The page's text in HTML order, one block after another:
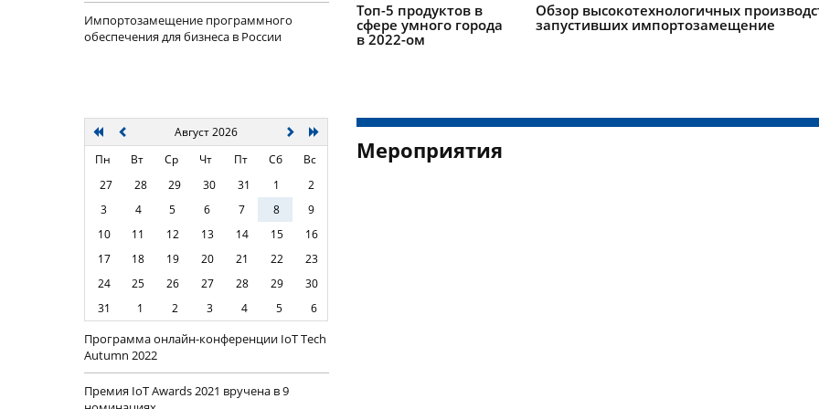
Импортозамещение программного
обеспечения для бизнеса в России
Топ-5 продуктов в
сфере умного города
в 2022-ом
Обзор высокотехнологичных
запустивших импортозамещение
Август 2026
Пн
Вт Ср Чт Пт Сб
Вс
27
28 29 30 31 1
2
3
4 5 6 7 8
9
10
11 12 13 14 15
16
17
18 19 20 21 22
23
24
25 26 27 28 29
30
31
1 2 3 4 5 6
Программа онлайн-конференции IoT Tech
Autumn 2022
Премия IoT Awards 2021 вручена в 9
Мероприятия